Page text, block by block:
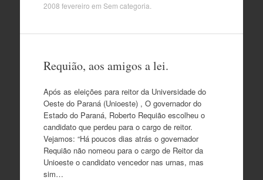
2008 fevereiro em Sem categoria.
Requião, aos amigos a lei.
Após as eleições para reitor da Universidade do
Oeste do Paraná (Unioeste) , O governador do
Estado do Paraná, Roberto Requião escolheu o
candidato que perdeu para o cargo de reitor.
Vejamos: “Há poucos dias atrás o governador
Requião não nomeou para o cargo de Reitor da
Unioeste o candidato vencedor nas urnas, mas
sim…